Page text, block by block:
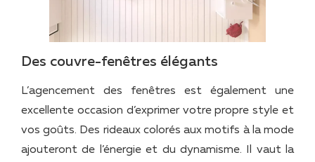
Des couvre-fenêtres élégants
L’agencement des fenêtres est également une
excellente occasion d’exprimer votre propre style et
vos goûts. Des rideaux colorés aux motifs à la mode
ajouteront de l’énergie et du dynamisme. Il vaut la